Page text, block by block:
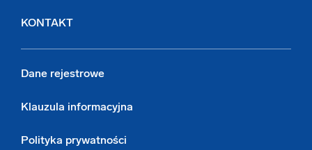
KONTAKT
Dane rejestrowe
Klauzula informacyjna
Polityka prywatności